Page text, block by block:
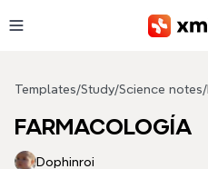
Templates/Study/Science notes/
FARMACOLOGÍA
Dophinroi